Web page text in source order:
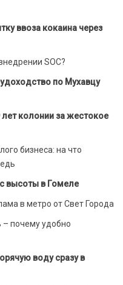
ввоза кокаина через
SOC?
по Мухавцу
колонии за жестокое
бизнеса: на что
высоты в Гомеле
в метро от Свет Города
– почему удобно
воду сразу в